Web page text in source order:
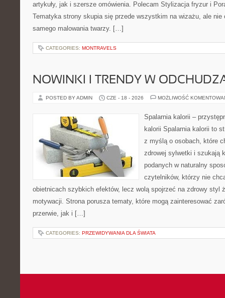
artykuły, jak i szersze omówienia. Polecam Stylizacja fryzur i
Tematyka strony skupia się przede wszystkim na wizażu, ale nie
samego malowania twarzy. […]
CATEGORIES: MONTRAVELS
NOWINKI I TRENDY W
POSTED BY ADMIN CZE - 18 - 2026 MOŻLIWOŚĆ
Spalarnia kalorii –
kalorii Spalarnia kalorii to
z myślą o osobach, które
zdrowej sylwetki i szukają
podanych w naturalny
czytelników, którzy nie
obietnicach szybkich efektów, lecz wolą spojrzeć na zdrowy styl
motywacji. Strona porusza tematy, które mogą zainteresować
przerwie, jak i […]
CATEGORIES: PRZEWIDYWANIA DLA ŚWIATA